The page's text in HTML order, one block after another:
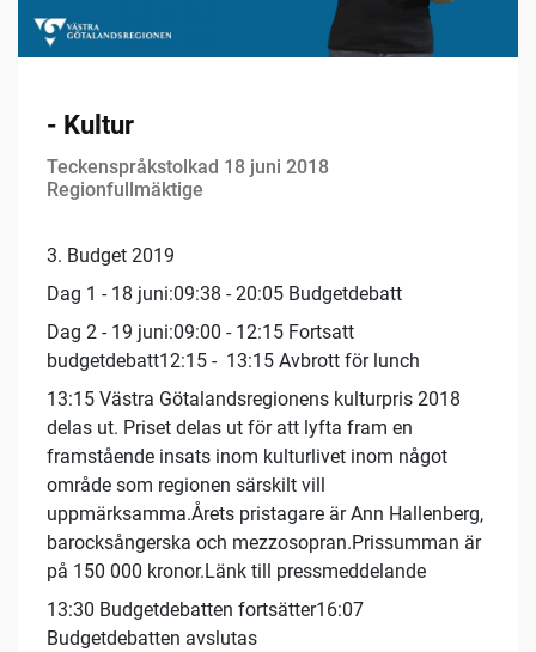
- Kultur
Teckenspråkstolkad 18 juni 2018
Regionfullmäktige
3. Budget 2019
Dag 1 - 18 juni:09:38 - 20:05 Budgetdebatt
Dag 2 - 19 juni:09:00 - 12:15 Fortsatt
budgetdebatt12:15 - 13:15 Avbrott för lunch
13:15 Västra Götalandsregionens kulturpris 2018
delas ut. Priset delas ut för att lyfta fram en
framstående insats inom kulturlivet inom något
område som regionen särskilt vill
uppmärksamma.Årets pristagare är Ann Hallenberg,
barocksångerska och mezzosopran.Prissumman är
på 150 000 kronor.Länk till pressmeddelande
13:30 Budgetdebatten fortsätter16:07
Budgetdebatten avslutas